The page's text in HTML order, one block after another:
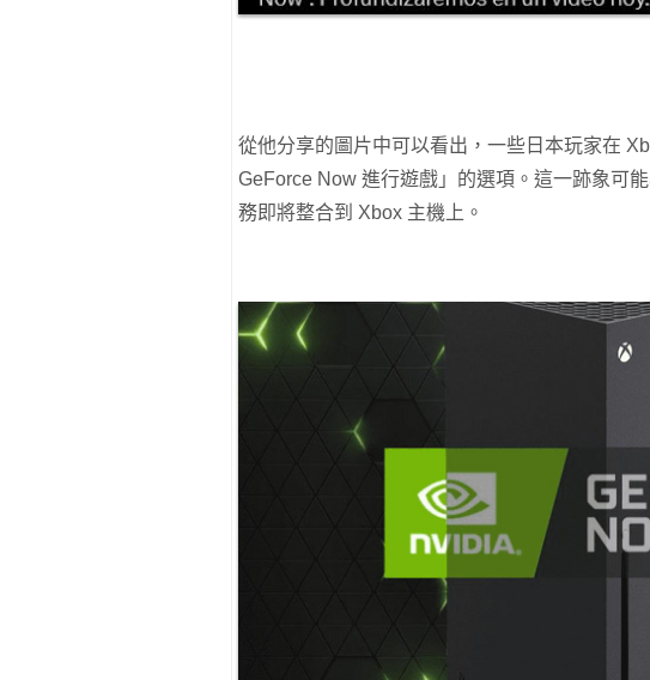
從他分享的圖片中可以看出，一些日本玩家在
GeForce Now 進行遊戲」的選項。這一跡象可
務即將整合到 Xbox 主機上。